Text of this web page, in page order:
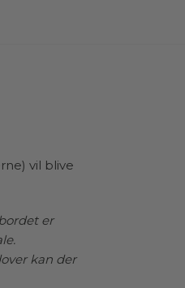
er nøje
mere ved spisebordet.
den diameter,
vil blive
er
kan der